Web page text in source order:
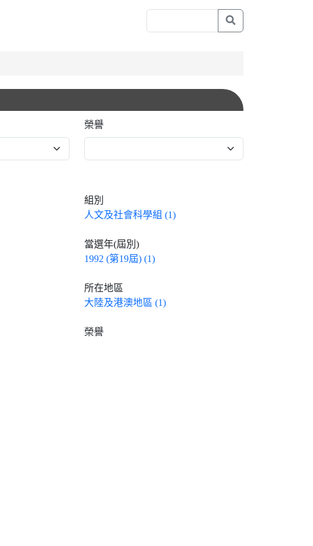
榮譽
組別
人文及社會科學組 (1)
當選年(屆別)
1992 (第19屆) (1)
所在地區
大陸及港澳地區 (1)
榮譽